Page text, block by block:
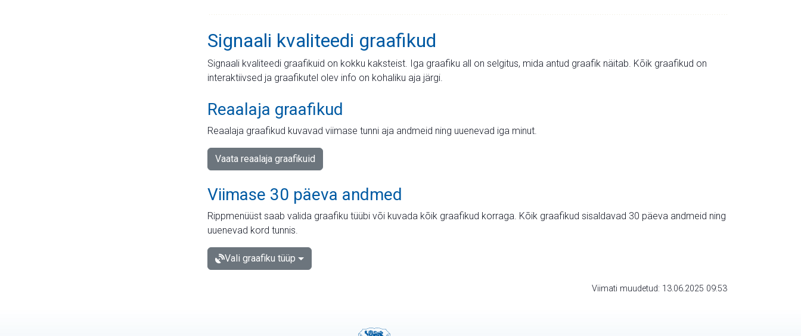
Signaali kvaliteedi graafikud
Signaali kvaliteedi graafikuid on kokku kaksteist. Iga graafiku all on selgitus, mida antud graafik näitab. Kõik graafikud on
interaktiivsed ja graafikutel olev info on kohaliku aja järgi.
Reaalaja graafikud
Reaalaja graafikud kuvavad viimase tunni aja andmeid ning uuenevad iga minut.
Vaata reaalaja graafikuid
Viimase 30 päeva andmed
Rippmenüüst saab valida graafiku tüübi või kuvada kõik graafikud korraga. Kõik graafikud sisaldavad 30 päeva andmeid ning
uuenevad kord tunnis.
Vali graafiku tüüp
Viimati muudetud: 13.06.2025 09:53